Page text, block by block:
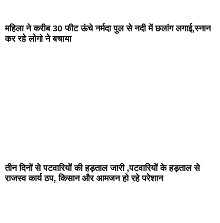
महिला ने करीब 30 फीट ऊंचे नर्मदा पुल से नदी में छलांग लगाई,स्नान
कर रहे लोगो ने बचाया
तीन दिनों से पटवारियों की हड़ताल जारी ,पटवारियों के हड़ताल से
राजस्व कार्य ठप, किसान और आमजन हो रहे परेशान